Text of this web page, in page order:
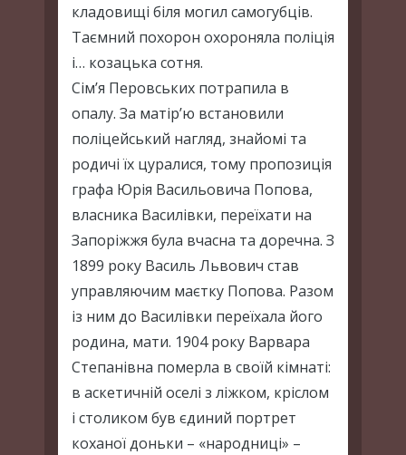
кладовищі біля могил самогубців.
Таємний похорон охороняла поліція
і… козацька сотня.
Сім’я Перовських потрапила в
опалу. За матір’ю встановили
поліцейський нагляд, знайомі та
родичі їх цуралися, тому пропозиція
графа Юрія Васильовича Попова,
власника Василівки, переїхати на
Запоріжжя була вчасна та доречна. З
1899 року Василь Львович став
управляючим маєтку Попова. Разом
із ним до Василівки переїхала його
родина, мати. 1904 року Варвара
Степанівна померла в своїй кімнаті:
в аскетичній оселі з ліжком, кріслом
і столиком був єдиний портрет
коханої доньки – «народниці» –